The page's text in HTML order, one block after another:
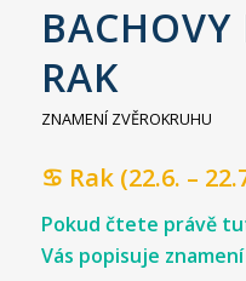
BACHOVY
RAK
ZNAMENÍ ZVĚROKRUHU
♋ Rak (22.6. –
Pokud čtete právě
Vás popisuje znamení